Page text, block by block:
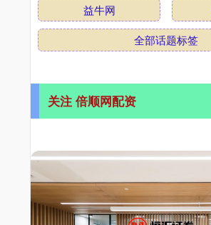
益牛网
全部话题标签
关注 倍顺网配资